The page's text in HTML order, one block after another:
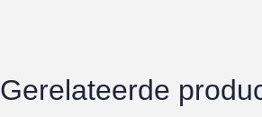
Gerelateerde